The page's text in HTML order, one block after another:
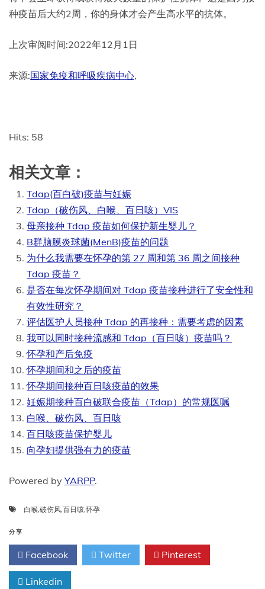
种疫苗后大约2周，你的身体才会产生高水平的抗体。
上次审阅时间:2022年12月1日
来源:国家免疫和呼吸疾病中心,
Hits: 58
相关文章：
Tdap(百白破)疫苗与妊娠
Tdap（破伤风、白喉、百日咳）VIS
母亲接种 Tdap 疫苗如何保护新生婴儿？
B群脑膜炎球菌(MenB)疫苗的问题
为什么我需要在怀孕的第 27 周和第 36 周之间接种
Tdap 疫苗？
是否在每次怀孕期间对 Tdap 疫苗接种进行了安全性和
有效性研究？
评估医护人员接种 Tdap 的再接种：需要考虑的因素
我可以同时接种流感和 Tdap（百日咳）疫苗吗？
怀孕和产后免疫
怀孕期间和之后的疫苗
怀孕期间接种百日咳疫苗的效果
妊娠期接种百白破联合疫苗（Tdap）的常规医嘱
白喉、破伤风、百日咳
百日咳疫苗保护婴儿
向孕妇提供强有力的疫苗
Powered by YARPP.
白喉,破伤风,百日咳,怀孕
分享
Facebook Twitter Pinterest
Linkedin